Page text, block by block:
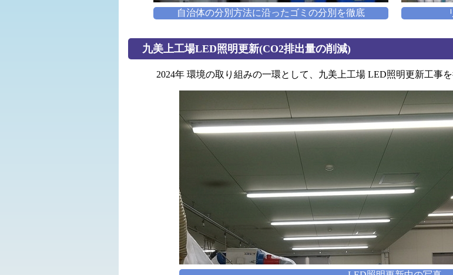
自治体の分別方法に沿ったゴミの分別を徹底
九美上工場LED照明更新(CO2排出量の削減)
2024年 環境の取り組みの一環として、九美上工場 LED照明更新工事を